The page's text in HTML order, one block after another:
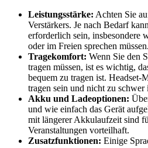
Leistungsstärke: Achten Sie
Verstärkers. Je nach Bedarf
erforderlich sein, insbesondere
oder im Freien sprechen müssen.
Tragekomfort: Wenn Sie den
tragen müssen, ist es wichtig,
bequem zu tragen ist. Headset-
tragen sein und nicht zu
Akku und Ladeoptionen:
und wie einfach das Gerät
mit längerer Akkulaufzeit sind
Veranstaltungen vorteilhaft.
Zusatzfunktionen: Einige